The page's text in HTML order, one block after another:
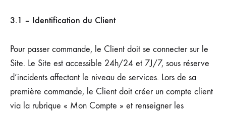
3.1 – Identification du Client
Pour passer commande, le Client doit se connecter sur le
Site. Le Site est accessible 24h/24 et 7J/7, sous réserve
d’incidents affectant le niveau de services. Lors de sa
première commande, le Client doit créer un compte client
via la rubrique « Mon Compte » et renseigner les